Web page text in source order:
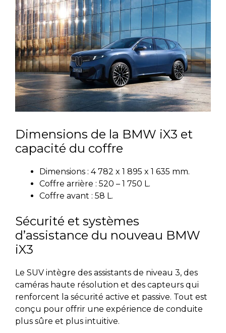
Dimensions de la BMW iX3 et
capacité du coffre
Dimensions : 4 782 x 1 895 x 1 635 mm.
Coffre arrière : 520 – 1 750 L.
Coffre avant : 58 L.
Sécurité et systèmes
d’assistance du nouveau BMW
iX3
Le SUV intègre des assistants de niveau 3, des
caméras haute résolution et des capteurs qui
renforcent la sécurité active et passive. Tout est
conçu pour offrir une expérience de conduite
plus sûre et plus intuitive.